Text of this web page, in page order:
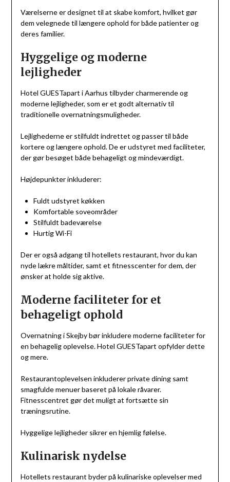
Værelserne er designet til at skabe komfort, hvilket gør
dem velegnede til længere ophold for både patienter og
deres familier.
Hyggelige og moderne
lejligheder
Hotel GUESTapart i Aarhus tilbyder charmerende og
moderne lejligheder, som er et godt alternativ til
traditionelle overnatningsmuligheder.
Lejlighederne er stilfuldt indrettet og passer til både
kortere og længere ophold. De er udstyret med faciliteter,
der gør besøget både behageligt og mindeværdigt.
Højdepunkter inkluderer:
Fuldt udstyret køkken
Komfortable soveområder
Stilfuldt badeværelse
Hurtig Wi-Fi
Der er også adgang til hotellets restaurant, hvor du kan
nyde lækre måltider, samt et fitnesscenter for dem, der
ønsker at holde sig aktive.
Moderne faciliteter for et
behageligt ophold
Overnatning i Skejby bør inkludere moderne faciliteter for
en behagelig oplevelse. Hotel GUESTapart opfylder dette
og mere.
Restaurantoplevelsen inkluderer private dining samt
smagfulde menuer baseret på lokale råvarer.
Fitnesscentret gør det muligt at fortsætte sin
træningsrutine.
Hyggelige lejligheder sikrer en hjemlig følelse.
Kulinarisk nydelse
Hotellets restaurant byder på kulinariske oplevelser med